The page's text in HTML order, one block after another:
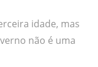
idade, mas
não é uma